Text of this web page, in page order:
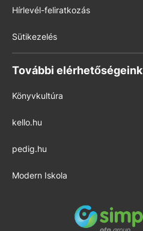
Hírlevél-feliratkozás
Sütikezelés
További elérhetőségeink
Könyvkultúra
kello.hu
pedig.hu
Modern Iskola